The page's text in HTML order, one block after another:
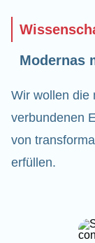
Modernas
Wir wollen die
verbundenen
von
erfüllen.